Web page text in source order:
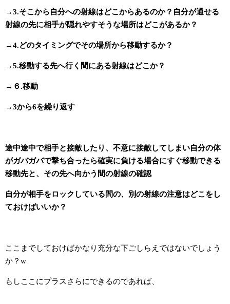
→3.そこから自分への射線はどこからあるのか？自分が通せる
射線の先に相手が隠れやすそうな場所はどこがあるか？
→4.どのタイミングでその場所から移動するか？
→5.移動する先へ行く間にある射線はどこか？
→ ６.移動
→3から6を繰り返す
途中途中で相手と接敵したり、不意に接敵してしまい自分の体
がガバガバで撃ち合ったら確実に負ける場合にすぐ移動できる
移動先と、その先へ向かう間の射線の確認
自分が相手をロックしている間の、別の射線の注意はどこをし
ておけばいいか？
ここまでしておけばかなり充分な下ごしらえではないでしょう
か？w
もしここにプラスさらにできるのであれば、